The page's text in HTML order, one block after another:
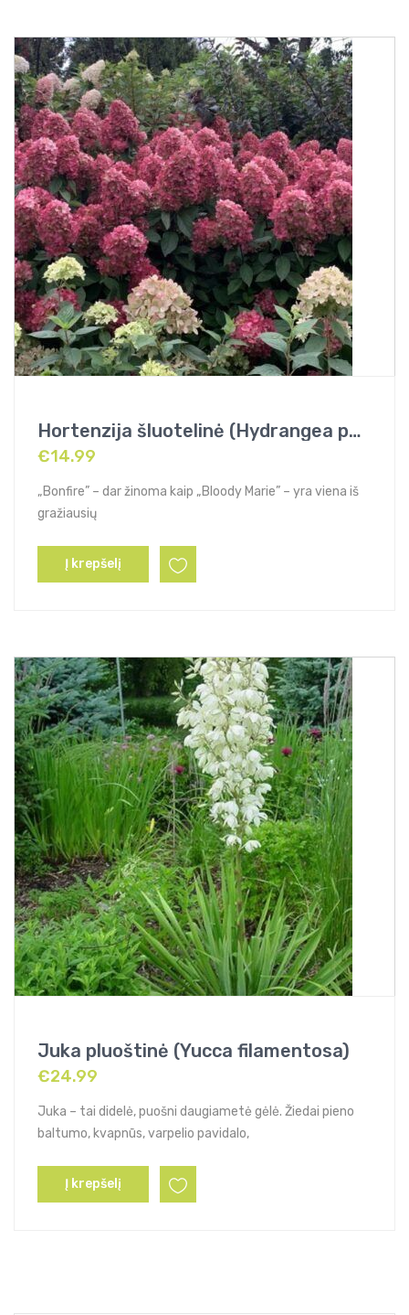
Hortenzija šluotelinė (Hydrangea paniculata) „Bonfire”
€14.99
„Bonfire” – dar žinoma kaip „Bloody Marie” – yra viena iš
gražiausių
Į krepšelį
Juka pluoštinė (Yucca filamentosa)
€24.99
Juka – tai didelė, puošni daugiametė gėlė. Žiedai pieno
baltumo, kvapnūs, varpelio pavidalo,
Į krepšelį